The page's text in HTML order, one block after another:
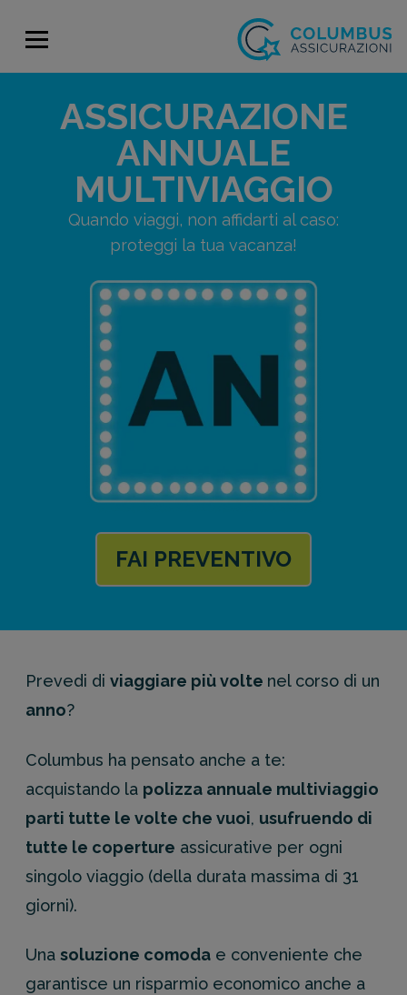
ASSICURAZIONE
ANNUALE
MULTIVIAGGIO
Quando viaggi, non affidarti al caso:
proteggi la tua vacanza!
FAI PREVENTIVO
Prevedi di viaggiare più volte nel corso di un
anno?
Columbus ha pensato anche a te:
acquistando la polizza annuale multiviaggio
parti tutte le volte che vuoi, usufruendo di
tutte le coperture assicurative per ogni
singolo viaggio (della durata massima di 31
giorni).
Una soluzione comoda e conveniente che
garantisce un risparmio economico anche a